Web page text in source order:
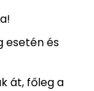
esetén és
át, főleg a